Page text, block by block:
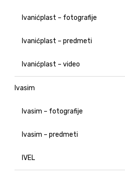
Ivanićplast – fotografije
Ivanićplast – predmeti
Ivanićplast – video
Ivasim
Ivasim – fotografije
Ivasim – predmeti
IVEL